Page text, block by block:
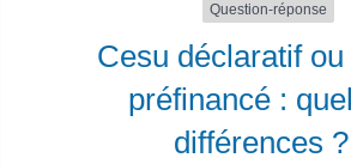
Question-réponse
Cesu déclaratif
préfinancé :
différences ?